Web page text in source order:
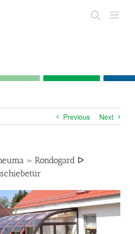
Previous Next
» Rondogard ᐅ